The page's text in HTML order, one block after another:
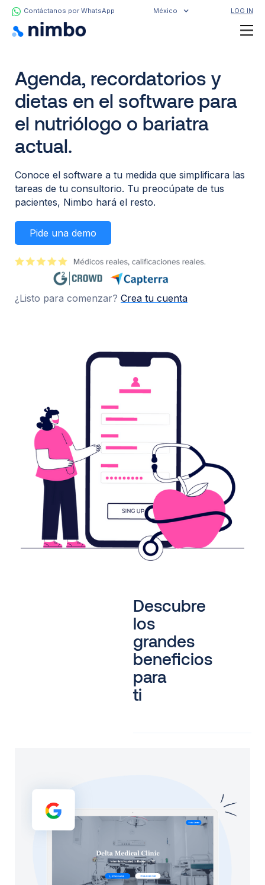
Contáctanos por WhatsApp México LOG IN
Agenda, recordatorios y
dietas en el software para
el nutriólogo o bariatra
actual.
Conoce el software a tu medida que simplificara las
tareas de tu consultorio. Tu preocúpate de tus
pacientes, Nimbo hará el resto.
Pide una demo
¿Listo para comenzar? Crea tu cuenta
Descubre
los
grandes
beneficios
para
ti